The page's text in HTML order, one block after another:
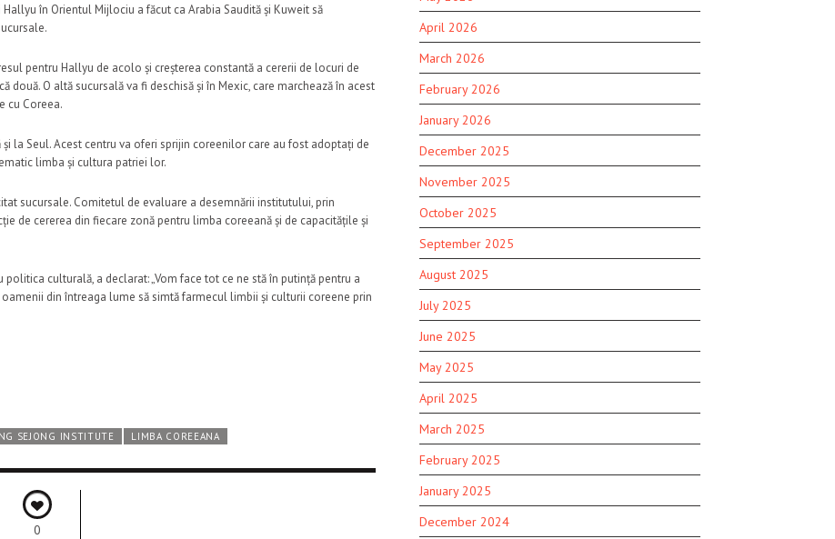
în Orientul Mijlociu a făcut ca Arabia Saudită și Kuweit să
pentru Hallyu de acolo și creșterea constantă a cererii de locuri de
două. O altă sucursală va fi deschisă și în Mexic, care marchează în acest
cu Coreea.
la Seul. Acest centru va oferi sprijin coreenilor care au fost adoptați de
limba și cultura patriei lor.
sucursale. Comitetul de evaluare a desemnării institutului, prin
de cererea din fiecare zonă pentru limba coreeană și de capacitățile și
culturală, a declarat: „Vom face tot ce ne stă în putință pentru a
din întreaga lume să simtă farmecul limbii și culturii coreene prin
SEJONG INSTITUTE LIMBA COREEANA
0
April 2026
March 2026
February 2026
January 2026
December 2025
November 2025
October 2025
September 2025
August 2025
July 2025
June 2025
May 2025
April 2025
March 2025
February 2025
January 2025
December 2024